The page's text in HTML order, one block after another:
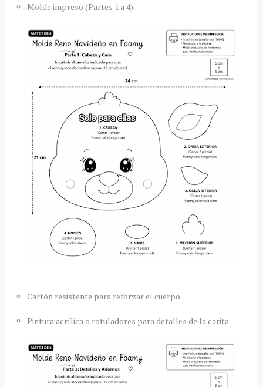
Molde impreso (Partes 1 a 4).
Cartón resistente para reforzar el cuerpo.
Pintura acrílica o rotuladores para detalles de la carita.